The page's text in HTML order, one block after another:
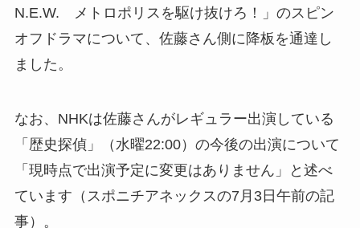
N.E.W. メトロポリスを駆け抜けろ！」のスピン
オフドラマについて、佐藤さん側に降板を通達し
ました。
なお、NHKは佐藤さんがレギュラー出演している
「歴史探偵」（水曜22:00）の今後の出演について
「現時点で出演予定に変更はありません」と述べ
ています（スポニチアネックスの7月3日午前の記
事）。